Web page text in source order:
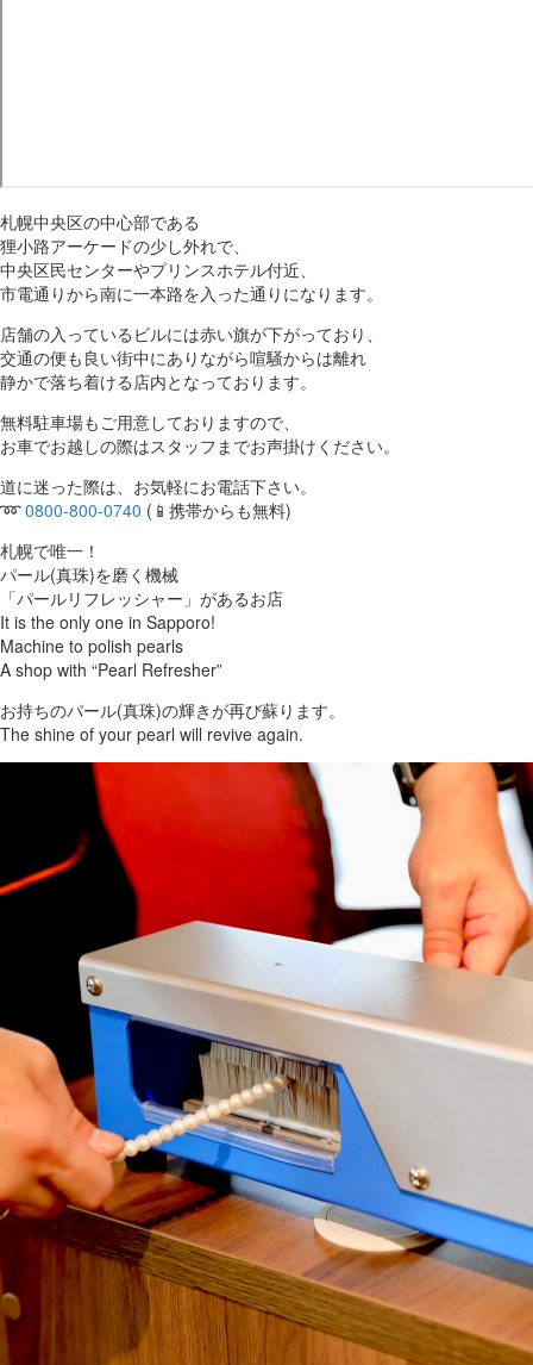
札幌中央区の中心部である
狸小路アーケードの少し外れで、
中央区民センターやプリンスホテル付近、
市電通りから南に一本路を入った通りになります。
店舗の入っているビルには赤い旗が下がっており、
交通の便も良い街中にありながら喧騒からは離れ
静かで落ち着ける店内となっております。
無料駐車場もご用意しておりますので、
お車でお越しの際はスタッフまでお声掛けください。
道に迷った際は、お気軽にお電話下さい。
➿0800-800-0740 (📱携帯からも無料)
札幌で唯一！
パール(真珠)を磨く機械
「パールリフレッシャー」があるお店
It is the only one in Sapporo!
Machine to polish pearls
A shop with “Pearl Refresher”
お持ちのパール(真珠)の輝きが再び蘇ります。
The shine of your pearl will revive again.